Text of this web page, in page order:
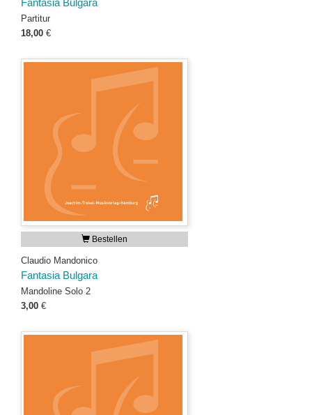
Fantasia Bulgara
Partitur
18,00 €
Bestellen
Claudio Mandonico
Fantasia Bulgara
Mandoline Solo 2
3,00 €